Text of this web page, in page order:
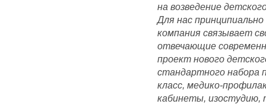
на возведение
Для нас
компания связывает
отвечающие
проект нового
стандартного набора
класс, медико-
кабинеты,